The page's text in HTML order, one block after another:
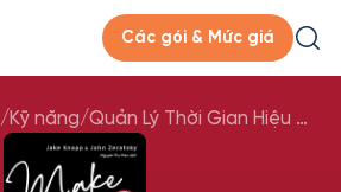
Các gói & Mức giá
/Kỹ năng/ Quản Lý Thời Gian Hiệu Quả